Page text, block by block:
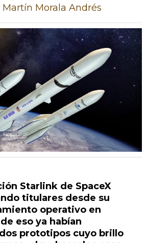
Martín Morala Andrés
Starlink de SpaceX
titulares desde su
operativo en
eso ya habían
prototipos cuyo brillo